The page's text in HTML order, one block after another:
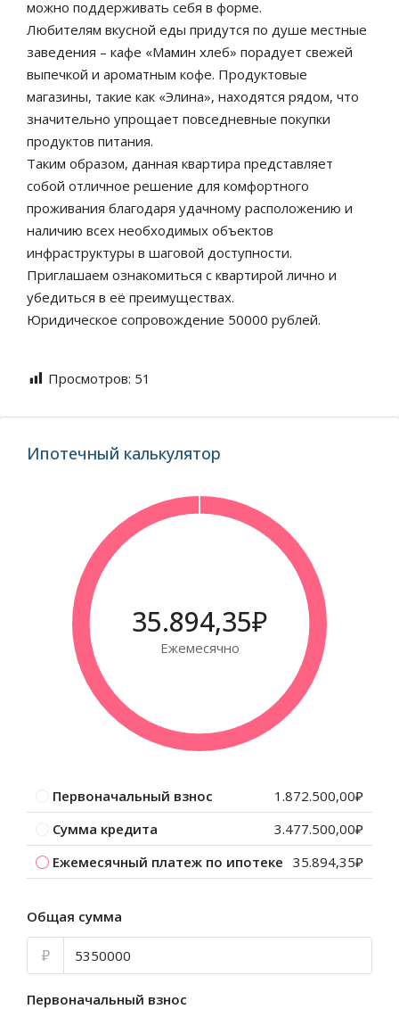
можно поддерживать себя в форме.
Любителям вкусной еды придутся по душе местные
заведения – кафе «Мамин хлеб» порадует свежей
выпечкой и ароматным кофе. Продуктовые
магазины, такие как «Элина», находятся рядом, что
значительно упрощает повседневные покупки
продуктов питания.
Таким образом, данная квартира представляет
собой отличное решение для комфортного
проживания благодаря удачному расположению и
наличию всех необходимых объектов
инфраструктуры в шаговой доступности.
Приглашаем ознакомиться с квартирой лично и
убедиться в её преимуществах.
Юридическое сопровождение 50000 рублей.
Просмотров: 51
Ипотечный калькулятор
35.894,35₽
Ежемесячно
Первоначальный взнос
1.872.500,00₽
Сумма кредита
3.477.500,00₽
Ежемесячный платеж по ипотеке 35.894,35₽
Общая сумма
₽
Первоначальный взнос